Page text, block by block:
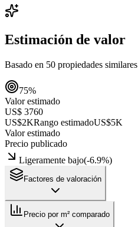
Estimación de valor
Basado en 50 propiedades similares
75%
Valor estimado
US$ 3760
US$2KRango estimadoUS$5K
Valor estimado
Precio publicado
Ligeramente bajo(-6.9%)
Factores de valoración
Precio por m² comparado